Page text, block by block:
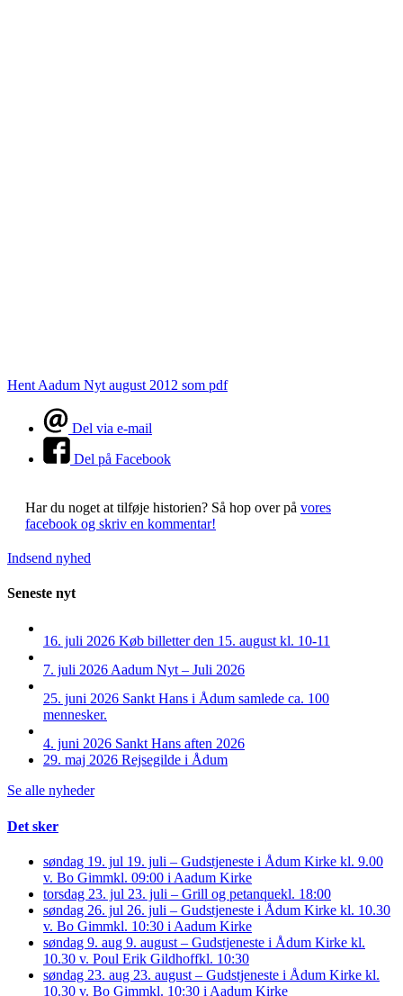
Hent Aadum Nyt august 2012 som pdf
Del via e-mail
Del på Facebook
Har du noget at tilføje historien? Så hop over på vores
facebook og skriv en kommentar!
Indsend nyhed
Seneste nyt
16. juli 2026 Køb billetter den 15. august kl. 10-11
7. juli 2026 Aadum Nyt – Juli 2026
25. juni 2026 Sankt Hans i Ådum samlede ca. 100
mennesker.
4. juni 2026 Sankt Hans aften 2026
29. maj 2026 Rejsegilde i Ådum
Se alle nyheder
Det sker
søndag 19. jul 19. juli – Gudstjeneste i Ådum Kirke kl. 9.00
v. Bo Gimmkl. 09:00 i Aadum Kirke
torsdag 23. jul 23. juli – Grill og petanquekl. 18:00
søndag 26. jul 26. juli – Gudstjeneste i Ådum Kirke kl. 10.30
v. Bo Gimmkl. 10:30 i Aadum Kirke
søndag 9. aug 9. august – Gudstjeneste i Ådum Kirke kl.
10.30 v. Poul Erik Gildhoffkl. 10:30
søndag 23. aug 23. august – Gudstjeneste i Ådum Kirke kl.
10.30 v. Bo Gimmkl. 10:30 i Aadum Kirke